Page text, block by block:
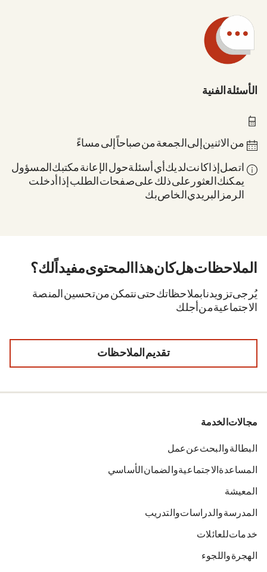
الأسئلة الفنية
من الاثنين إلى الجمعة من 8 صباحاً إلى 6 مساءً
اتصل إذا كانت لديك أي أسئلة حول الإعانة: مكتبك المسؤول.
يمكنك العثور على ذلك على صفحات الطلب إذا أدخلت
الرمز البريدي الخاص بك.
الملاحظات. هل كان هذا المحتوى مفيداً لك؟
يُرجى تزويدنا بملاحظاتك حتى نتمكن من تحسين المنصة
الاجتماعية من أجلك.
تقديم الملاحظات
مجالات الخدمة
البطالة والبحث عن عمل
المساعدة الاجتماعية والضمان الأساسي
المعيشة
المدرسة والدراسات والتدريب
خدمات للعائلات
الهجرة واللجوء